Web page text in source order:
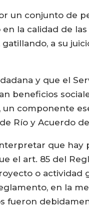
un conjunto de
la calidad de
a su
y que el
beneficios
componente
Río y Acuerdo de
que hay
el art. 85 del
o actividad
en la
fueron